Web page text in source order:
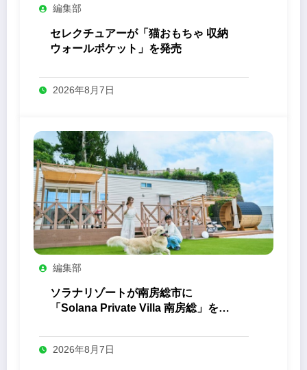
編集部
セレクチュアーが「猫おもちゃ 収納
ウォールポケット」を発売
2026年8月7日
編集部
ソラナリゾートが南房総市に
「Solana Private Villa 南房総」を開
2026年8月7日